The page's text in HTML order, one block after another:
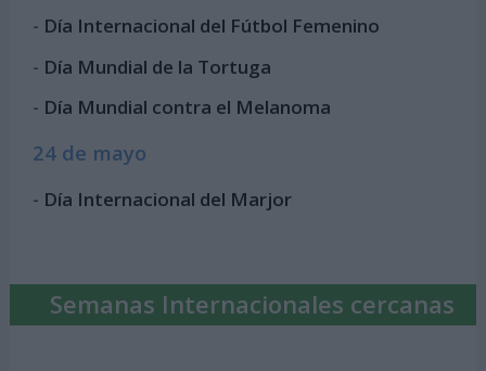
- Día Internacional del Fútbol Femenino
- Día Mundial de la Tortuga
- Día Mundial contra el Melanoma
24 de mayo
- Día Internacional del Marjor
Semanas Internacionales cercanas